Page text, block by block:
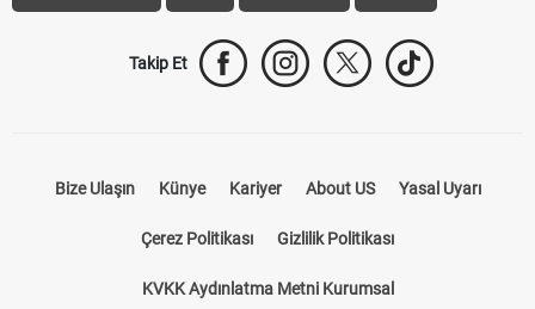
Takip Et
Bize Ulaşın Künye Kariyer About US Yasal Uyarı
Çerez Politikası Gizlilik Politikası
KVKK Aydınlatma Metni Kurumsal